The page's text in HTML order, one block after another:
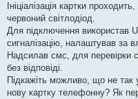
Ініціалізація картки
червоний світлодіод.
Для підключення використав
сигналізацію, налаштував за
Надсилав смс, для перевірки
без відповіді.
Підкажіть можливо, що не так
нову картку телефонну? Як